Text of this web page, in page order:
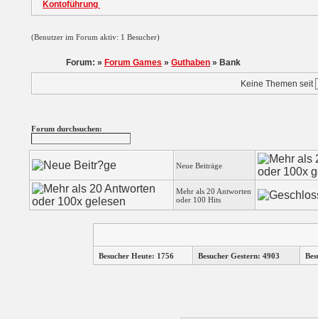
Kontoführung
(Benutzer im Forum aktiv: 1 Besucher)
Forum: » Forum Games » Guthaben » Bank
Keine Themen seit
Forum durchsuchen:
Neue Beiträge
Mehr als 20 Antworten
oder 100 Hits
Besucher Heute: 1756 Besucher Gestern: 4903